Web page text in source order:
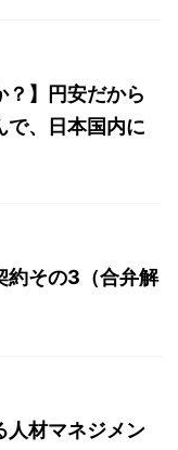
？】円安だから
で、日本国内に
約その3（合弁解
人材マネジメン